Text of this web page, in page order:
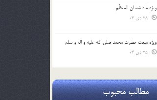
ویژه ماه شعبان المعظّم
ویژه مبعث حضرت محمد صلی الله علیه و اله و سلم
مطالب محبوب